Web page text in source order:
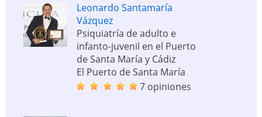
Leonardo Santamaría
Vázquez
Psiquiatría de adulto e
infanto-juvenil en el Puerto
de Santa María y Cádiz
El Puerto de Santa María
7 opiniones